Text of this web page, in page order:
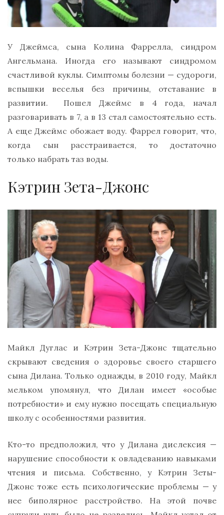
У Джеймса, сына Колина Фаррелла, синдром
Ангельмана. Иногда его называют синдромом
счастливой куклы. Симптомы болезни — судороги,
вспышки веселья без причины, отставание в
развитии. Пошел Джеймс в 4 года, начал
разговаривать в 7, а в 13 стал самостоятельно есть.
А еще Джеймс обожает воду. Фаррел говорит, что,
когда сын расстраивается, то достаточно
только набрать таз воды.
Кэтрин Зета-Джонс
Майкл Дуглас и Кэтрин Зета-Джонс тщательно
скрывают сведения о здоровье своего старшего
сына Дилана. Только однажды, в 2010 году, Майкл
мельком упомянул, что Дилан имеет «особые
потребности» и ему нужно посещать специальную
школу с особенностями развития.
Кто-то предположил, что у Дилана дислексия —
нарушение способности к овладеванию навыками
чтения и письма. Собственно, у Кэтрин Зеты-
Джонс тоже есть психологические проблемы — у
нее биполярное расстройство. На этой почве